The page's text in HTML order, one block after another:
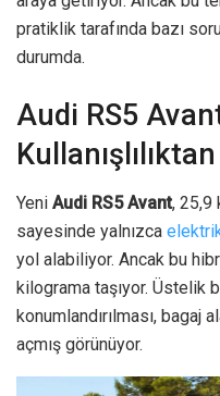
pratiklik tarafında bazı
durumda.
Audi RS5
Yeni Audi RS5 Avant, 25,9
sayesinde yalnızca
yol alabiliyor. Ancak bu
kilograma taşıyor. Üstelik
konumlandırılması, bagaj
açmış görünüyor.